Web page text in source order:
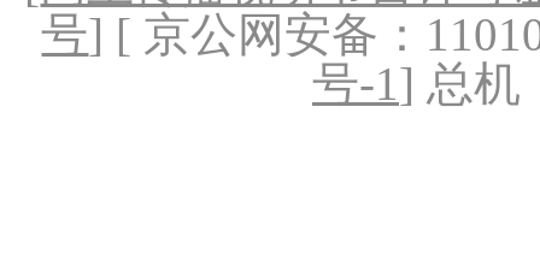
号] [ 京公网安备：
号-1] 总机